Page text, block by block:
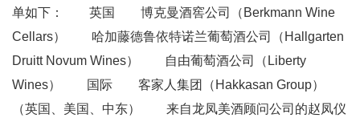
单如下： 英国 博克曼酒窖公司（Berkmann Wine
Cellars） 哈加藤德鲁依特诺兰葡萄酒公司（Hallgarten
Druitt Novum Wines） 自由葡萄酒公司（Liberty
Wines） 国际 客家人集团（Hakkasan Group）
（英国、美国、中东） 来自龙凤美酒顾问公司的赵凤仪